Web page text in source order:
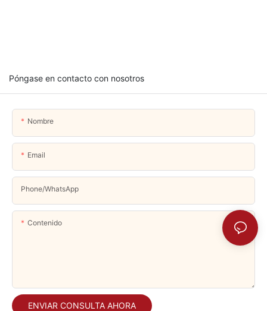
Póngase en contacto con nosotros
Nombre
Email
Phone/whatsApp
Contenido
ENVIAR CONSULTA AHORA